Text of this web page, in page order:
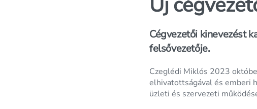
Cégvezetői kinevezést
felsővezetője.
Czeglédi Miklós 2023
elhivatottságával és emberi
üzleti és szervezeti